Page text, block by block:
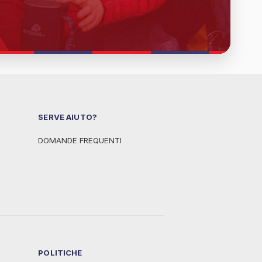
SERVE AIUTO?
DOMANDE FREQUENTI
POLITICHE